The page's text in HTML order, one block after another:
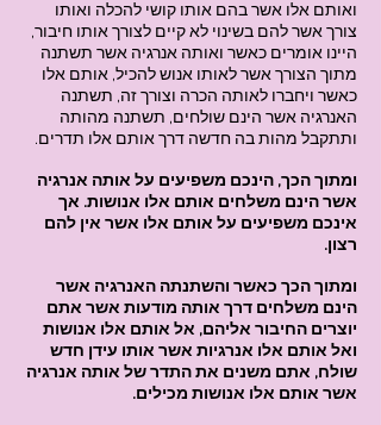
ואותם אלו אשר בהם אותו קושי להכלה ואותו
צורך אשר להם בשינוי לא קיים לצורך אותו חיבור,
היינו אומרים כאשר ואותה אנרגיה אשר תשתנה
מתוך הצורך אשר לאותו אנוש להכיל, אותם אלו
כאשר ויחברו לאותה הכרה וצורך זה, תשתנה
האנרגיה אשר הינם שולחים, תשתנה מהותה
ותתקבל מהות בה חדשה דרך אותם אלו תדרים.
ומתוך הכך, הינכם משפיעים על אותה אנרגיה
אשר הינם משלחים אותם אלו אנושות. אך
אינכם משפיעים על אותם אלו אשר אין להם
רצון.
ומתוך הכך כאשר והשתנתה האנרגיה אשר
הינם משלחים דרך אותה מודעות אשר אתם
יוצרים החיבור אליהם, אל אותם אלו אנושות
ואל אותם אלו אנרגיות אשר אותו עידן חדש
שולח, אתם משנים את התדר של אותה אנרגיה
אשר אותם אלו אנושות מכילים.